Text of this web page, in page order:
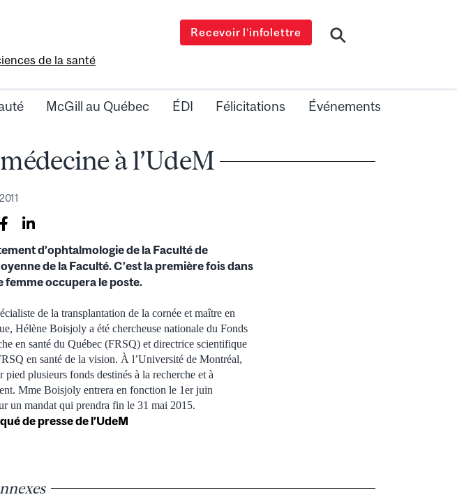
de la santé
Recevoir l’infolettre
McGill au Québec ÉDI Félicitations Événements
à l’UdeM
d’ophtalmologie de la Faculté de
de la Faculté. C’est la première fois dans
femme occupera le poste.
de la transplantation de la cornée et maître en
Hélène Boisjoly a été chercheuse nationale du Fonds
en santé du Québec (FRSQ) et directrice scientifique
en santé de la vision. À l’Université de Montréal,
pied plusieurs fonds destinés à la recherche et à
Mme Boisjoly entrera en fonction le 1er juin
un mandat qui prendra fin le 31 mai 2015.
de presse de l’UdeM